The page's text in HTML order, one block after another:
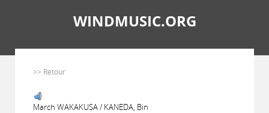
WINDMUSIC.ORG
>> Retour
March WAKAKUSA / KANEDA, Bin